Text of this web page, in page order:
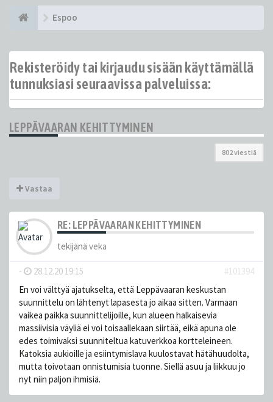
Espoo
Rekisteröidy tai kirjaudu sisään käyttämällä
tunnuksiasi seuraavissa palveluissa:
LEPPÄVAARAN KEHITTYMINEN
802 viestiä
Vastaa
RE: LEPPÄVAARAN KEHITTYMINEN
tekijänä veka
- 28.12.20 19:15
#101394
En voi välttyä ajatukselta, että Leppävaaran keskustan
suunnittelu on lähtenyt lapasesta jo aikaa sitten. Varmaan
vaikea paikka suunnittelijoille, kun alueen halkaisevia
massiivisia väyliä ei voi toisaallekaan siirtää, eikä apuna ole
edes toimivaksi suunniteltua katuverkkoa kortteleineen.
Katoksia aukioille ja esiintymislava kuulostavat hätähuudolta,
mutta toivotaan onnistumisia tuonne. Siellä asuu ja liikkuu jo
nyt niin paljon ihmisiä.